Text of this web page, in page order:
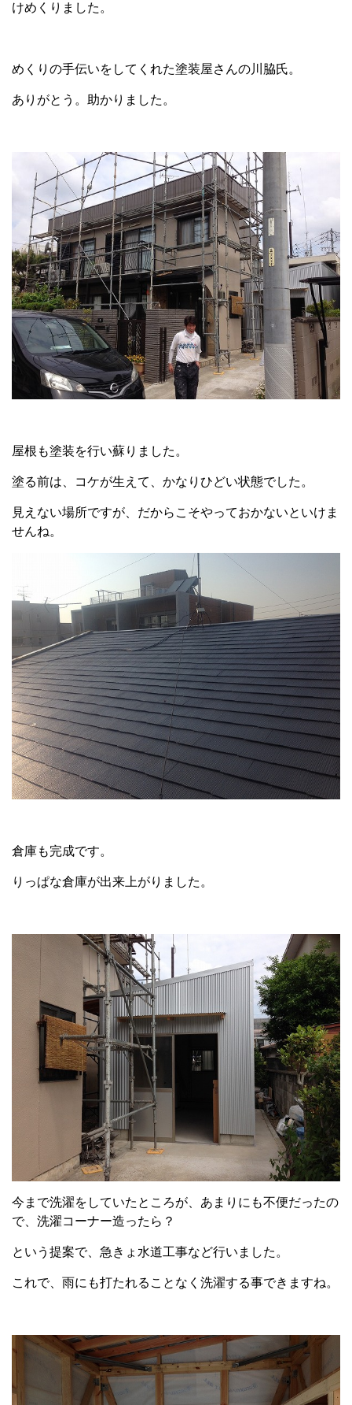
けめくりました。
めくりの手伝いをしてくれた塗装屋さんの川脇氏。
ありがとう。助かりました。
屋根も塗装を行い蘇りました。
塗る前は、コケが生えて、かなりひどい状態でした。
見えない場所ですが、だからこそやっておかないといけま
せんね。
倉庫も完成です。
りっぱな倉庫が出来上がりました。
今まで洗濯をしていたところが、あまりにも不便だったの
で、洗濯コーナー造ったら？
という提案で、急きょ水道工事など行いました。
これで、雨にも打たれることなく洗濯する事できますね。